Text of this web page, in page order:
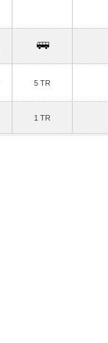
5 TR
1 TR